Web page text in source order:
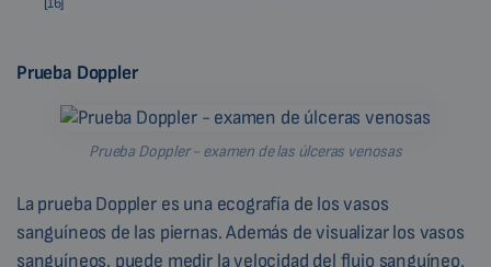
[16]
Prueba Doppler
Prueba Doppler - examen de las úlceras venosas
La prueba Doppler es una ecografía de los vasos
sanguíneos de las piernas. Además de visualizar los vasos
sanguíneos, puede medir la velocidad del flujo sanguíneo.